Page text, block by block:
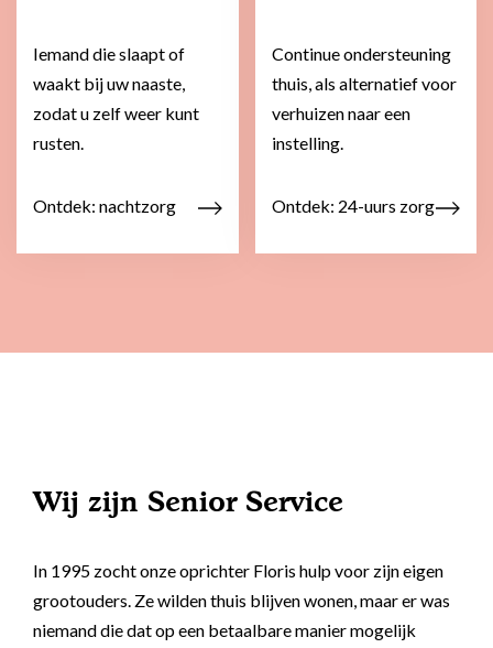
Iemand die slaapt of
waakt bij uw naaste,
zodat u zelf weer kunt
rusten.
Ontdek: nachtzorg
Continue ondersteuning
thuis, als alternatief voor
verhuizen naar een
instelling.
Ontdek: 24-uurs zorg
Wij zijn Senior Service
In 1995 zocht onze oprichter Floris hulp voor zijn eigen
grootouders. Ze wilden thuis blijven wonen, maar er was
niemand die dat op een betaalbare manier mogelijk